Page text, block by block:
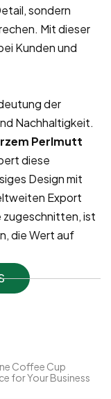
sondern
Mit dieser
Kunden und
der
Nachhaltigkeit.
Perlmutt
diese
Design mit
Export
zugeschnitten, ist
die Wert auf
Coffee Cup
for Your Business